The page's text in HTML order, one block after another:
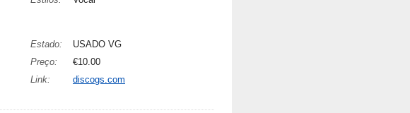
Estado:
USADO VG
Preço:
€10.00
Link:
discogs.com